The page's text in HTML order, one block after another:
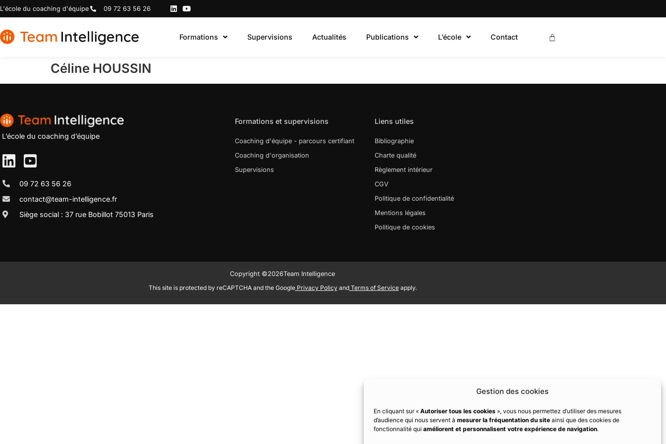
Gestion des cookies
En cliquant sur « Autoriser tous les cookies », vous nous permettez d’utiliser des mesures
d’audience qui nous servent à mesurer la fréquentation du site ainsi que des cookies de
fonctionnalité qui améliorent et personnalisent votre expérience de navigation.
L'école du coaching d'équipe 09 72 63 56 26
Formations Supervisions Actualités Publications L’école Contact
Céline HOUSSIN
L’école du coaching d’équipe
09 72 63 56 26
contact@team-intelligence.fr
Siège social : 37 rue Bobillot 75013 Paris
Formations et supervisions
Coaching d'équipe - parcours certifiant
Coaching d'organisation
Supervisions
Liens utiles
Bibliographie
Charte qualité
Règlement intérieur
CGV
Politique de confidentialité
Mentions légales
Politique de cookies
Copyright ©2026Team Intelligence
This site is protected by reCAPTCHA and the GooglePrivacy PolicyandTerms of Serviceapply.